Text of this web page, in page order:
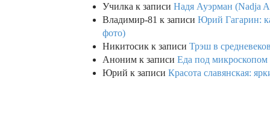
Училка к записи Надя Ауэрман (Nadja
Владимир-81 к записи Юрий Гагарин:
фото)
Никитосик к записи Трэш в
Аноним к записи Еда под микроскопом
Юрий к записи Красота славянская: